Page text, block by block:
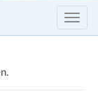
c
h T
o
l